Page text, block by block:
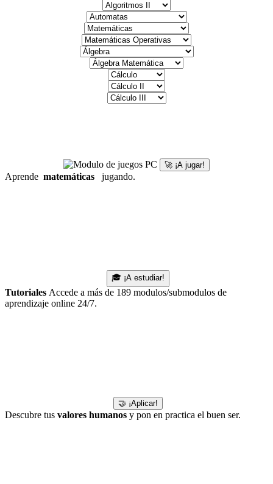
🚀 ¡A jugar!
Aprende matemáticas jugando.
🎓 ¡A estudiar!
Tutoriales Accede a más de 189 modulos/submodulos de
aprendizaje online 24/7.
🤝 ¡Aplicar!
Descubre tus valores humanos y pon en practica el buen ser.